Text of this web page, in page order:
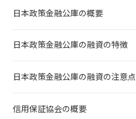
日本政策金融公庫の概要
日本政策金融公庫の融資の特徴
日本政策金融公庫の融資の注意点
信用保証協会の概要